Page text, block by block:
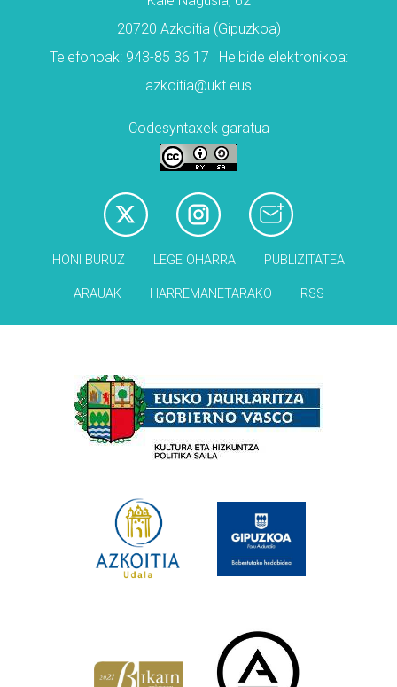
20720 Azkoitia (Gipuzkoa)
Telefonoak: 943-85 36 17 | Helbide elektronikoa:
azkoitia@ukt.eus
Codesyntaxek garatua
HONI BURUZ LEGE OHARRA PUBLIZITATEA
ARAUAK HARREMANETARAKO RSS